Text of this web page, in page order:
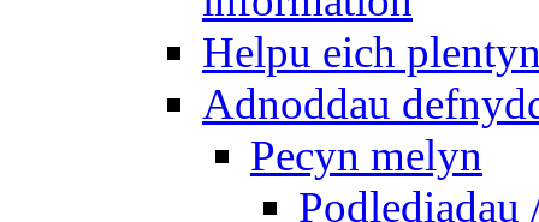
Helpu eich
Adnoddau
Pecyn melyn
Podlediadau